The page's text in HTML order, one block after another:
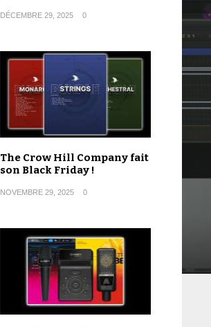
DÉCEMBRE 29, 2025 0
The Crow Hill Company fait
son Black Friday !
NOVEMBRE 29, 2025 0